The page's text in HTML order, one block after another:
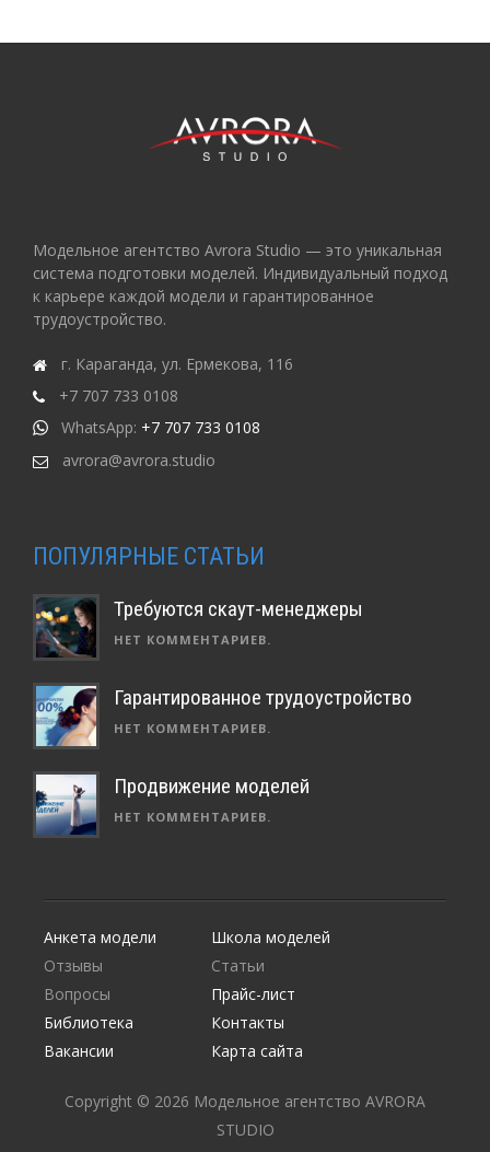
Модельное агентство Avrora Studio — это уникальная
система подготовки моделей. Индивидуальный подход
к карьере каждой модели и гарантированное
трудоустройство.
г. Караганда, ул. Ермекова, 116
+7 707 733 0108
WhatsApp: +7 707 733 0108
avrora@avrora.studio
ПОПУЛЯРНЫЕ СТАТЬИ
Требуются скаут-менеджеры
НЕТ КОММЕНТАРИЕВ.
Гарантированное трудоустройство
НЕТ КОММЕНТАРИЕВ.
Продвижение моделей
НЕТ КОММЕНТАРИЕВ.
Анкета модели
Школа моделей
Отзывы
Вопросы
Статьи
Прайс-лист
Библиотека
Вакансии
Контакты
Карта сайта
Copyright © 2026 Модельное агентство AVRORA
STUDIO